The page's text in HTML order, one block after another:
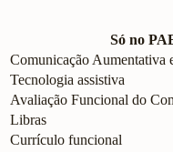
Só no
Comunicação
Tecnologia assistiva
Avaliação Funcional do
Libras
Currículo funcional